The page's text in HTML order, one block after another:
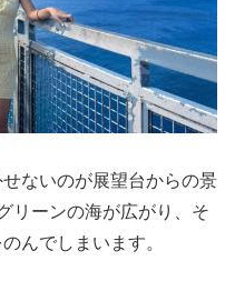
ないのが展望台からの景
リーンの海が広がり、そ
んでしまいます。